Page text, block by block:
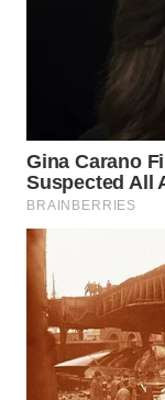
WAHANA
TANI
WAHANA
ADVOKAT
WAHANA
INFRASTRUKTUR
WAHANA